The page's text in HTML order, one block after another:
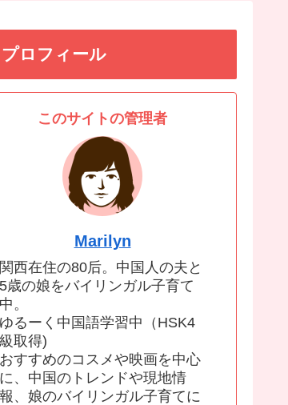
プロフィール
このサイトの管理者
Marilyn
関西在住の80后。中国人の夫と
5歳の娘をバイリンガル子育て
中。
ゆるーく中国語学習中（HSK4
級取得)
おすすめのコスメや映画を中心
に、中国のトレンドや現地情
報、娘のバイリンガル子育てに